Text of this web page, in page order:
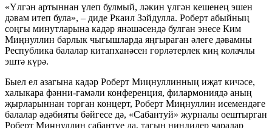
«Үлгән артыннан үлеп булмый, ләкин үлгән кешенең эшен
дәвам итеп була», – диде Ркаил Зәйдулла. Роберт абыйның
соңгы минутларына кадәр янәшәсендә булган энесе Ким
Миңнуллин барлык чыгышларда яңгыраган әлеге дәвамны
Республика балалар китапханәсен гөрләтерлек киң колачлы
эштә күрә.
Быел ел азагына кадәр Роберт Миңнуллинның иҗат кичәсе,
халыкара фәнни-гамәли конференция, филармониядә аның
җырларыннан торган концерт, Роберт Миңнуллин исемендәге
балалар әдәбияты бәйгесе дә, «Сабантуй» журналы оештырган
Роберт Миңнуллин сабантуе да, тагын ниндидер чаралар